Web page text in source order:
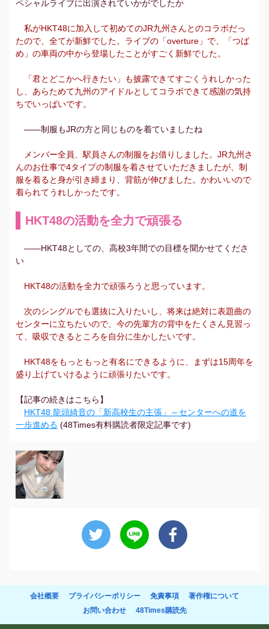
ペシャルライブに出演されていかがでしたか
私がHKT48に加入して初めてのJR九州さんとのコラボだっ
たので、全てが新鮮でした。ライブの「overture」で、「つば
め」の車両の中から登場したことがすごく新鮮でした。
「君とどこかへ行きたい」も披露できてすごくうれしかった
し、あらためて九州のアイドルとしてコラボできて感謝の気持
ちでいっぱいです。
――制服もJRの方と同じものを着ていましたね
メンバー全員、駅員さんの制服をお借りしました。JR九州さ
んのお仕事で4タイプの制服を着させていただきましたが、制
服を着ると身が引き締まり、背筋が伸びました。かわいいので
着られてうれしかったです。
HKT48の活動を全力で頑張る
――HKT48としての、高校3年間での目標を聞かせてくださ
い
HKT48の活動を全力で頑張ろうと思っています。
次のシングルでも選抜に入りたいし、将来は絶対に表題曲の
センターに立ちたいので、今の先輩方の背中をたくさん見習っ
て、吸収できるところを自分に生かしたいです。
HKT48をもっともっと有名にできるように、まずは15周年を
盛り上げていけるように頑張りたいです。
【記事の続きはこちら】
HKT48 龍頭綺音の「新高校生の主張」～センターへの道を
一歩進める (48Times有料購読者限定記事です)
会社概要 プライバシーポリシー 免責事項
著作権について
お問い合わせ
48Times購読先